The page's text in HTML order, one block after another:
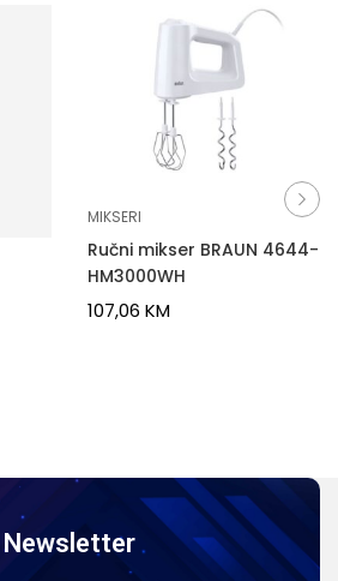
MIKSERI
Ručni mikser BRAUN 4644-
HM3000WH
107,06 KM
Newsletter